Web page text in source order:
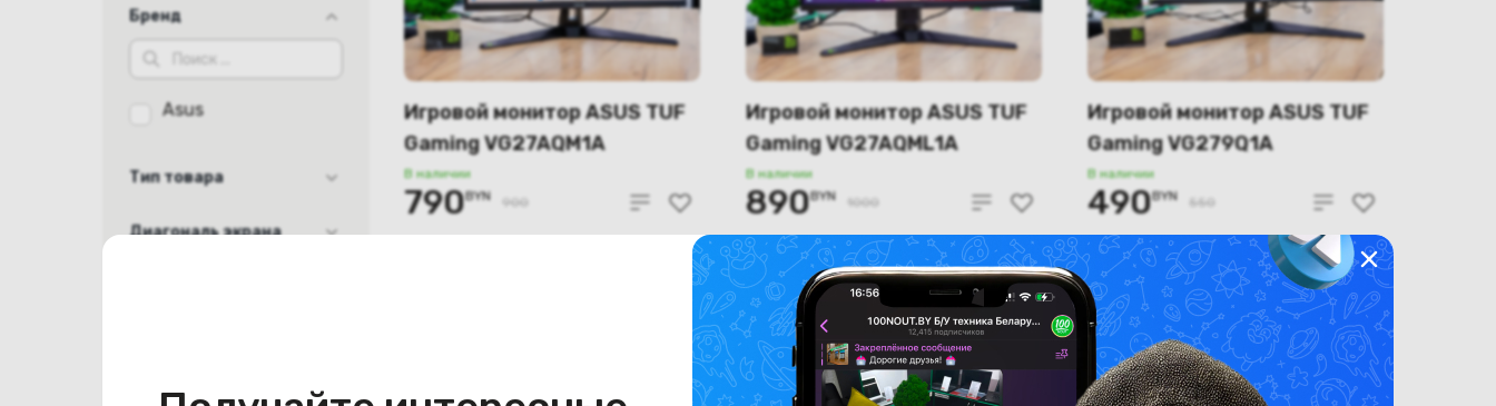
Бренд
Asus
Тип товара
Диагональ экрана
Частота матрицы
Игровой монитор ASUS TUF
Gaming VG27AQM1A
В наличии
790BYN 900
Игровой монитор ASUS TUF
Gaming VG27AQML1A
В наличии
890BYN 1000
Игровой монитор ASUS TUF
Gaming VG279Q1A
В наличии
490BYN 550